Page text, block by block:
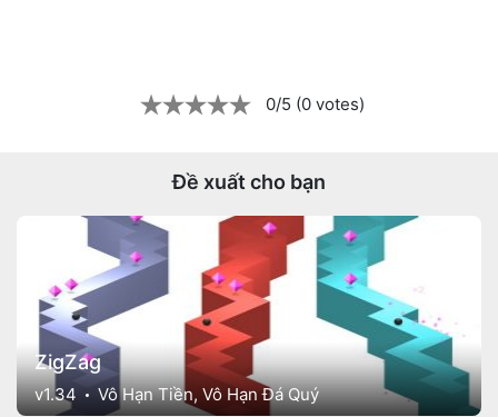
0/5 (0 votes)
Đề xuất cho bạn
ZigZag
v1.34 Vô Hạn Tiền, Vô Hạn Đá Quý